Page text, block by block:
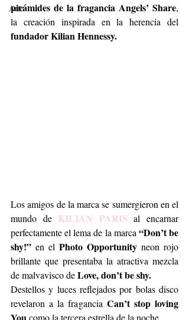
Arte
pirámides de la fragancia Angels’ Share,
fundador Kilian Hennessy.
Los amigos de la marca se sumergieron en el
mundo de KILIAN PARIS al encarnar
perfectamente el lema de la marca “Don’t be
shy!” en el Photo Opportunity neon rojo
brillante que presentaba la atractiva mezcla
de malvavisco de Love, don’t be shy.
Destellos y luces reflejados por bolas disco
revelaron a la fragancia Can’t stop loving
como la tercera estrella de la noche.